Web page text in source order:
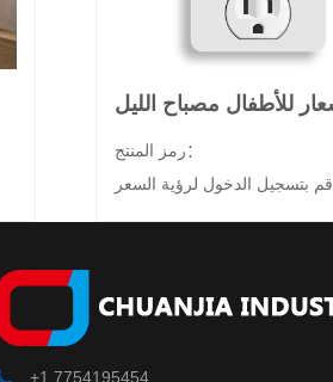
رمز المنتج：
قم بتسجيل الدخول لرؤية السعر
+1 7754195454